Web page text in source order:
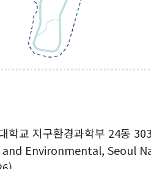
학교 지구환경과학부 24동
Environmental, Seoul